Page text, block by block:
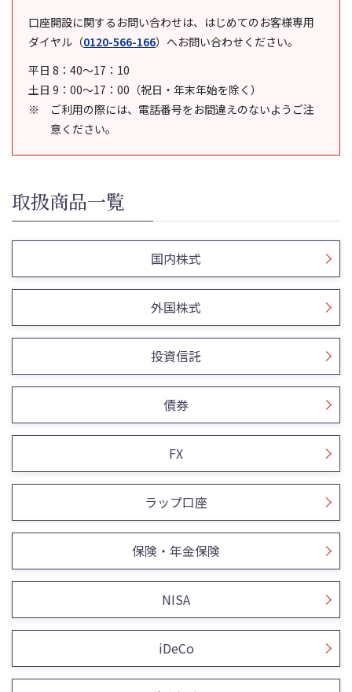
口座開設に関するお問い合わせは、はじめてのお客様専用
ダイヤル （0120-566-166） へお問い合わせください。
平日 8：40～17：10
土日 9：00～17：00（祝日・年末年始を除く）
ご利用の際には、電話番号をお間違えのないようご注
意ください。
取扱商品一覧
国内株式
外国株式
投資信託
債券
FX
ラップ口座
保険・年金保険
NISA
iDeCo